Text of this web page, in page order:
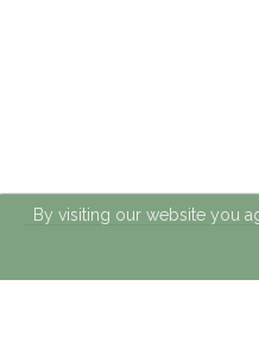
By visiting our website you